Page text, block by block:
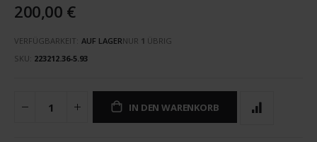
200,00 €
VERFÜGBARKEIT: AUF LAGERNUR 1 ÜBRIG
SKU 223212.36-5.93
IN DEN WARENKORB